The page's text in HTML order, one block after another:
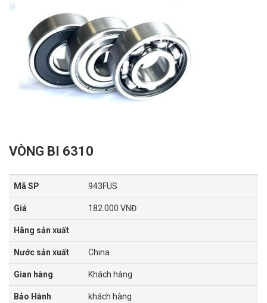
VÒNG BI 6310
Mã SP 943FUS
Giá 182.000 VNĐ
Hãng sản xuất
Nước sản xuất China
Gian hàng Khách hàng
Bảo Hành khách hàng